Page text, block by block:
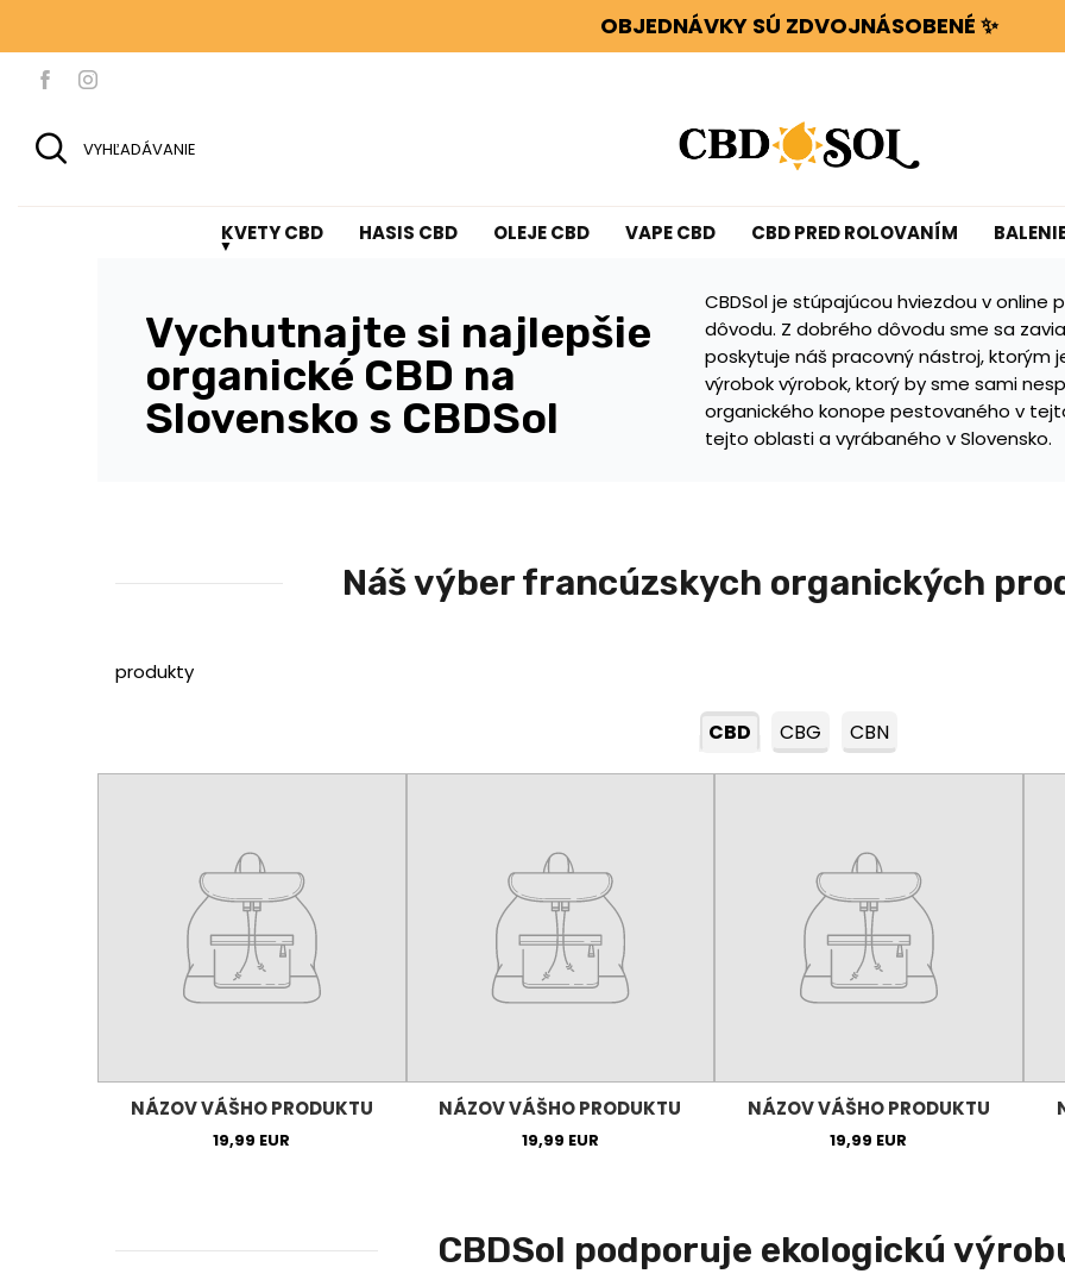
OBJEDNÁVKY SÚ ZDVOJNÁSOBENÉ ✨
100 g KVETOV ALEBO SMOLY ZADARMO PRI KAŽDÝCH 100
100 g KVETOV ALEBO SMOLY ZADARMO PRI KAŽDÝCH 100
VYHĽADÁVANIE
KVETY CBD HASIS CBD OLEJE CBD VAPE CBD CBD PRED ROLOVANÍM
Vychutnajte si najlepšie
organické CBD na
Slovensko s CBDSol
CBDSol je stúpajúcou hviezdou v online
dôvodu. Z dobrého dôvodu sme sa
poskytuje náš pracovný nástroj, ktorým
výrobok výrobok, ktorý by sme sami
organického konope pestovaného v
tejto oblasti a vyrábaného v Slovensko.
Náš výber francúzskych organických
produkty
CBD CBG CBN
NÁZOV VÁŠHO PRODUKTU
19,99 EUR
NÁZOV VÁŠHO PRODUKTU
19,99 EUR
NÁZOV VÁŠHO PRODUKTU
19,99 EUR
CBDSol podporuje ekologickú